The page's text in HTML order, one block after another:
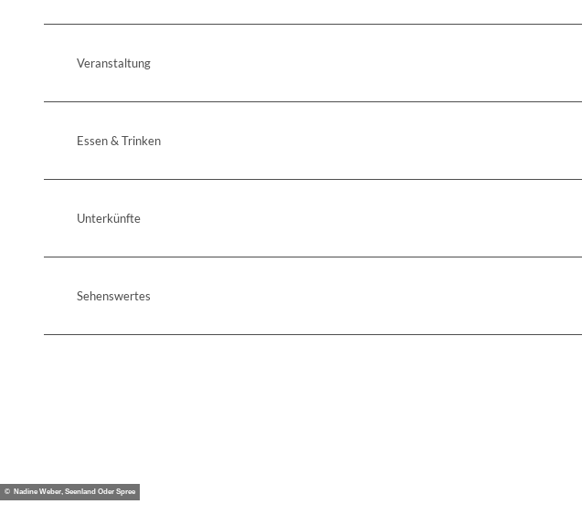
Veranstaltung
Essen & Trinken
Unterkünfte
Sehenswertes
© Nadine Weber, Seenland Oder Spree